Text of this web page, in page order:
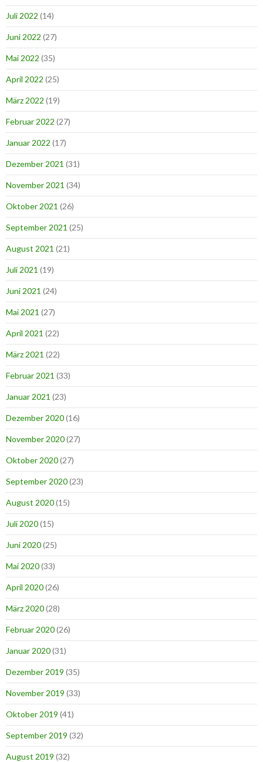
Juli 2022 (14)
Juni 2022 (27)
Mai 2022 (35)
April 2022 (25)
März 2022 (19)
Februar 2022 (27)
Januar 2022 (17)
Dezember 2021 (31)
November 2021 (34)
Oktober 2021 (26)
September 2021 (25)
August 2021 (21)
Juli 2021 (19)
Juni 2021 (24)
Mai 2021 (27)
April 2021 (22)
März 2021 (22)
Februar 2021 (33)
Januar 2021 (23)
Dezember 2020(16)
November 2020(27)
Oktober 2020(27)
September 2020(23)
August 2020(15)
Juli 2020(15)
Juni 2020(25)
Mai 2020(33)
April 2020(26)
März 2020(28)
Februar 2020(26)
Januar 2020(31)
Dezember 2019 (35)
November 2019 (33)
Oktober 2019 (41)
September 2019 (32)
August 2019 (32)